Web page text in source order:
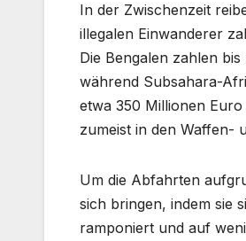
In der Zwischenzeit
illegalen Einwanderer
Die Bengalen zahlen
während Subsahara-
etwa 350 Millionen
zumeist in den Waffen-
Um die Abfahrten
sich bringen, indem sie
ramponiert und auf